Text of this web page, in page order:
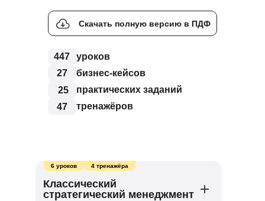
Скачать полную версию в ПДФ
447
уроков
27
бизнес-кейсов
25
практических заданий
47
тренажёров
Классический
стратегический менеджмент
6 уроков 4 тренажёра